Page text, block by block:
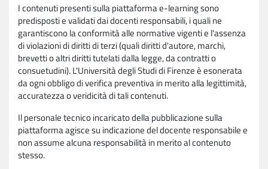
I contenuti presenti sulla piattaforma e-learning sono
predisposti e validati dai docenti responsabili, i quali ne
garantiscono la conformità alle normative vigenti e l'assenza
di violazioni di diritti di terzi (quali diritti d'autore, marchi,
brevetti o altri diritti tutelati dalla legge, da contratti o
consuetudini). L'Università degli Studi di Firenze è esonerata
da ogni obbligo di verifica preventiva in merito alla legittimità,
accuratezza o veridicità di tali contenuti.
Il personale tecnico incaricato della pubblicazione sulla
piattaforma agisce su indicazione del docente responsabile e
non assume alcuna responsabilità in merito al contenuto
stesso.